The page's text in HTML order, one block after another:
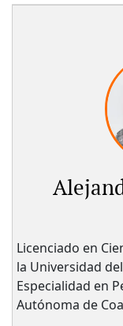
Licenciado en
la Universidad
Especialidad en
Autónoma de